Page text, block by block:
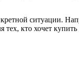
ситуации.
кто хочет